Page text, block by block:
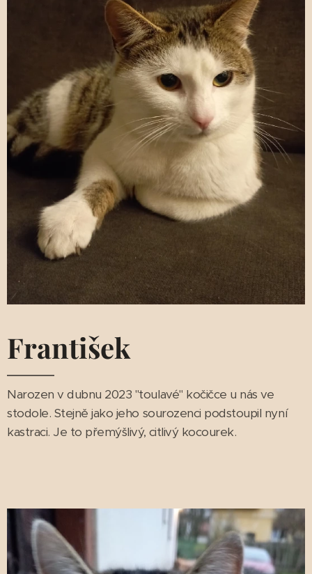
František
Narozen v dubnu 2023 "toulavé" kočičce u nás ve
stodole. Stejně jako jeho sourozenci podstoupil nyní
kastraci. Je to přemýšlivý, citlivý kocourek.